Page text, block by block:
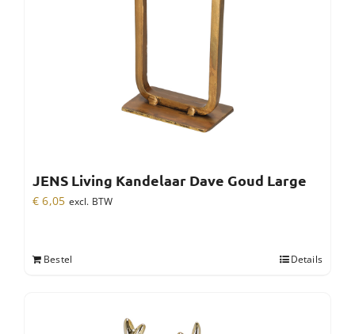
JENS Living Kandelaar Dave Goud Large
€ 6,05 excl. BTW
Bestel Details